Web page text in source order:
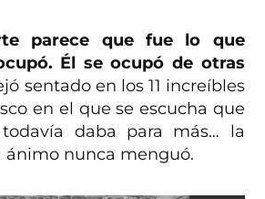
parece que fue lo que
Él se ocupó de otras
sentado en los 11 increíbles
en el que se escucha que
daba para más… la
ánimo nunca menguó.